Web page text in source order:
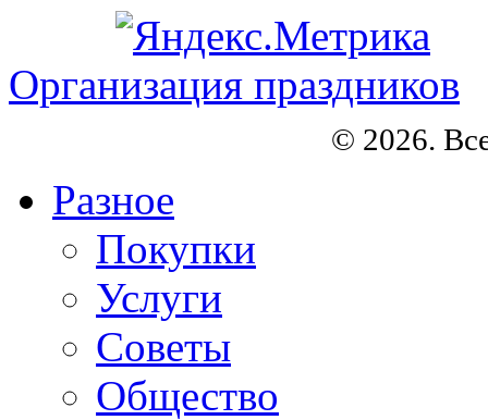
Организация праздников
© 2026.
Разное
Покупки
Услуги
Советы
Общество